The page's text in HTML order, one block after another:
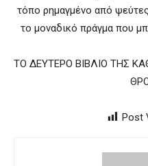
τόπο ρημαγμένο από
το μοναδικό πράγμα που
ΤΟ ΔΕΥΤΕΡΟ ΒΙΒΛΙΟ ΤΗΣ
Post